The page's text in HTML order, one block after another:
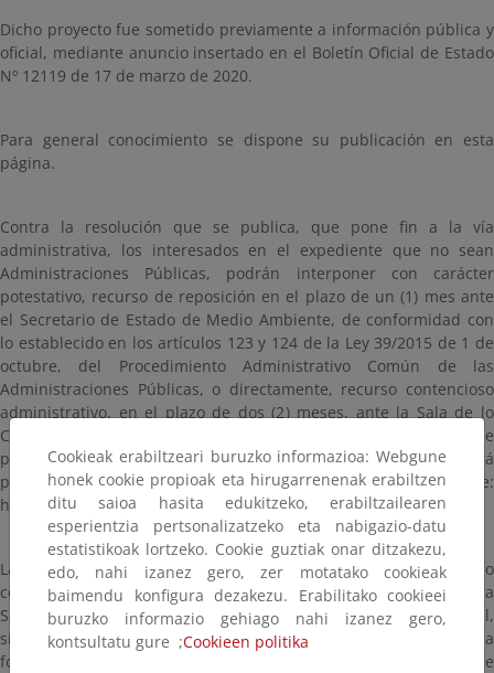
Dicho proyecto fue sometido previamente a información pública y
oficial, mediante anuncio insertado en el Boletín Oficial de Estado
Nº 12119 de 17 de marzo de 2020.
Para general conocimiento se dispone su publicación en esta
página.
Contra la resolución que se publica, que pone fin a la vía
administrativa, los interesados en el expediente que no sean
Administraciones Públicas, podrán interponer con carácter
potestativo, recurso de reposición en el plazo de un (1) mes ante
el Secretario de Estado de Medio Ambiente, de conformidad con
lo establecido en los artículos 123 y 124 de la Ley 39/2015 de 1 de
octubre, del Procedimiento Administrativo Común de las
Administraciones Públicas, o directamente, recurso contencioso
administrativo, en el plazo de dos (2) meses, ante la Sala de lo
Contencioso Administrativo de la Audiencia Nacional. Además de
por los medios ordinarios, el recurso administrativo, podrá
presentarse por vía telemática a través del siguiente enlace:
https://rec.redsara.es/registro/action/are/acceso.do
Las Administraciones Públicas, podrán interponer recurso
contencioso administrativo, en el plazo de dos (2) meses, ante la
Sala de lo Contencioso Administrativo de la Audiencia Nacional,
sin perjuicio de poder efectuar el requerimiento previo en la
forma y plazo determinados en el artículo 44 de la Ley 29/1998, de
Cookieak erabiltzeari buruzko informazioa: Webgune
honek cookie propioak eta hirugarrenenak erabiltzen
ditu saioa hasita edukitzeko, erabiltzailearen
esperientzia pertsonalizatzeko eta nabigazio-datu
estatistikoak lortzeko. Cookie guztiak onar ditzakezu,
edo, nahi izanez gero, zer motatako cookieak
baimendu konfigura dezakezu. Erabilitako cookieei
buruzko informazio gehiago nahi izanez gero,
kontsultatu gure ;Cookieen politika